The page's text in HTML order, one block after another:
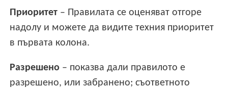
Приоритет – Правилата се оценяват отгоре
надолу и можете да видите техния приоритет
в първата колона.
Разрешено – показва дали правилото е
разрешено, или забранено; съответното